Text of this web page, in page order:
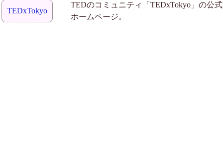
TEDxTokyo
TEDのコミュニティ「TEDxTokyo」の公式
ホームページ。